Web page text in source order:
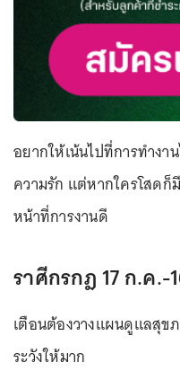
อยากให้เน้นไปที่การทำงา
ความรัก แต่หากใครโสด
หน้าที่การงานดี
ราศีกรกฎ 17 ก.ค.-
เตือนต้องวางแผนดูแลสุข
ระวังให้มาก